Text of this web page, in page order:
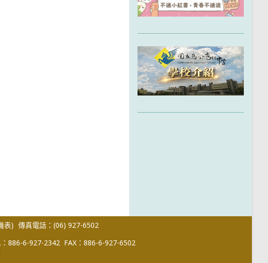
表) 傳真電話：(06) 927-6502
：886-6-927-2342 FAX：886-6-927-6502